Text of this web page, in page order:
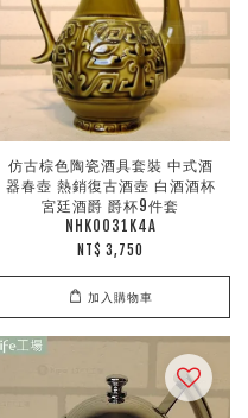
仿古棕色陶瓷酒具套裝 中式酒
器春壺 熱銷復古酒壺 白酒酒杯
宮廷酒爵 爵杯9件套
NHK0031K4A
NT$ 3,750
加入購物車